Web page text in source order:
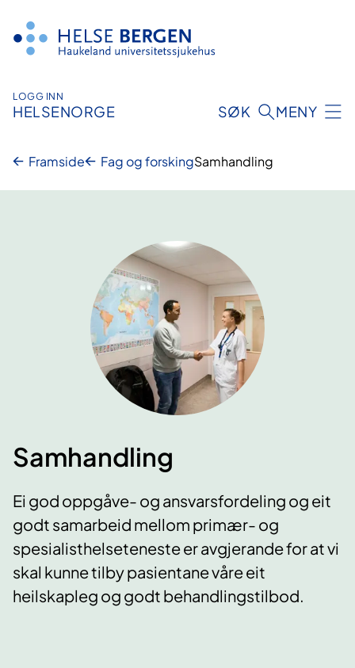
innhald
LOGG INN
HELSENORGE SØK MENY
Framside Fag og forskingSamhandling
Samhandling
Ei god oppgåve- og ansvarsfordeling og eit
godt samarbeid mellom primær- og
spesialisthelseteneste er avgjerande for at vi
skal kunne tilby pasientane våre eit
heilskapleg og godt behandlingstilbod.